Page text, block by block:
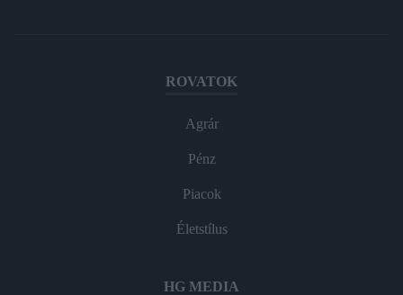
ROVATOK
Agrár
Pénz
Piacok
Életstílus
HG MEDIA